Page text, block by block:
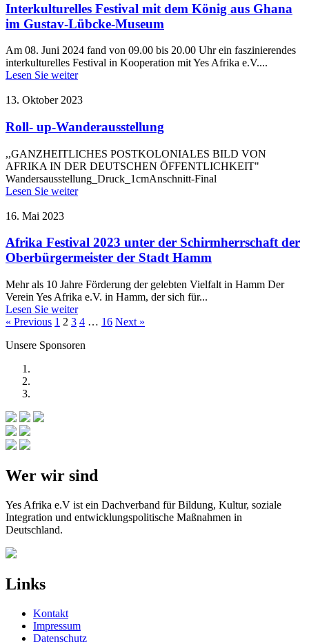
Interkulturelles Festival mit dem König aus Ghana
im Gustav-Lübcke-Museum
Am 08. Juni 2024 fand von 09.00 bis 20.00 Uhr ein faszinierendes
interkulturelles Festival in Kooperation mit Yes Afrika e.V....
Lesen Sie weiter
13. Oktober 2023
Roll- up-Wanderausstellung
,,GANZHEITLICHES POSTKOLONIALES BILD VON
AFRIKA IN DER DEUTSCHEN ÖFFENTLICHKEIT"
Wandersausstellung_Druck_1cmAnschnitt-Final
Lesen Sie weiter
16. Mai 2023
Afrika Festival 2023 unter der Schirmherrschaft der
Oberbürgermeister der Stadt Hamm
Mehr als 10 Jahre Förderung der gelebten Vielfalt in Hamm Der
Verein Yes Afrika e.V. in Hamm, der sich für...
Lesen Sie weiter
« Previous 1 2 3 4 … 16 Next »
Unsere Sponsoren
Wer wir sind
Yes Afrika e.V ist ein Dachverband für Bildung, Kultur, soziale
Integration und entwicklungspolitische Maßnahmen in
Deutschland.
Links
Kontakt
Impressum
Datenschutz